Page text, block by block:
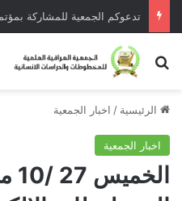
تدعوكم الجمعية للمشاركة
بحث عن
الرئيسية / اخبار الجمعية
اخبار الجمعية